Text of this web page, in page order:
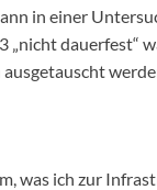
in einer
„nicht dauerfest“
was ich zur